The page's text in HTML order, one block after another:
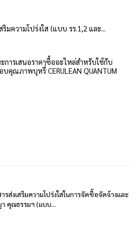
ริมความโปร่งใส (แบบ รร.1,2 และ...
การเสนอราคาซื้ออะไหล่สำหรับใช้กับ
บคุณภาพบุหรี่ CERULEAN QUANTUM
ารส่งเสริมความโปร่งใสในการจัดซื้อจัดจ้างและ
คุณธรรมฯ (แบบ...